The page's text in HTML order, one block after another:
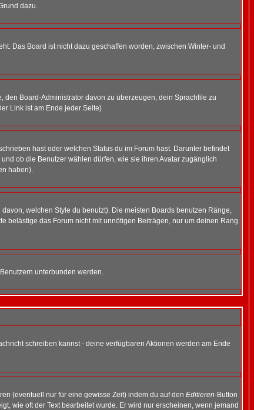
dazu.
Das Board ist nicht dazu geschaffen worden, zwischen Winter- und
den Board-Administrator davon zu überzeugen, dein Sprachfile zu
Link ist am Ende jeder Seite)
hast oder welchen Status du im Forum hast. Darunter befindet
ob die Benutzer wählen dürfen, wie sie ihren Avatar zugänglich
haben).
welchen Style du benutzt). Die meisten Boards benutzen Ränge,
belästige das Forum nicht mit unnötigen Beiträgen, nur um deinen Rang
unterbunden werden.
schreiben kannst - deine verfügbaren Aktionen werden am Ende
(eventuell nur für eine gewisse Zeit) indem du auf den Editieren-Button
wie oft der Text bearbeitet wurde. Er wird nur erscheinen, wenn jemand